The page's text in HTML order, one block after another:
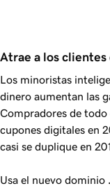
Atrae a los clientes
Los minoristas
dinero aumentan las
Compradores de
cupones digitales en
casi se duplique en
Usa el nuevo dominio